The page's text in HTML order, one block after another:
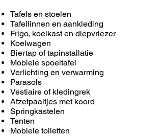
Tafels en stoelen
Tafellinnen en aankleding
Frigo, koelkast en diepvriezer
Koelwagen
Biertap of tapinstallatie
Mobiele spoeltafel
Verlichting en verwarming
Parasols
Vestiaire of kledingrek
Afzetpaaltjes met koord
Springkastelen
Tenten
Mobiele toiletten